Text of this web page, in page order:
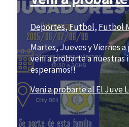
Deportes,Futbol, Futbol
Martes, Jueves y Viernes a
veni a probarte a nuestras
esperamos!!
Veni a probarte al El Juve